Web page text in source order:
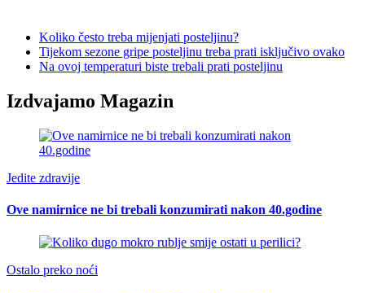
Koliko često treba mijenjati posteljinu?
Tijekom sezone gripe posteljinu treba prati isključivo ovako
Na ovoj temperaturi biste trebali prati posteljinu
Izdvajamo Magazin
Jedite zdravije
Ove namirnice ne bi trebali konzumirati nakon 40.godine
Ostalo preko noći